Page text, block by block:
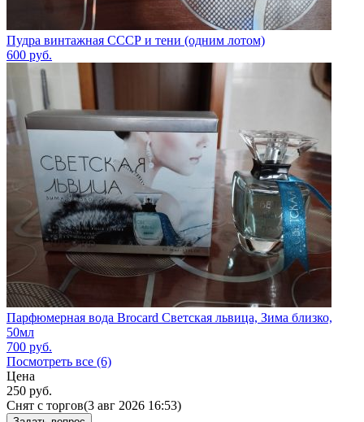
Пудра винтажная СССР и тени (одним лотом)
600 руб.
Парфюмерная вода Brocard Светская львица, Зима близко,
50мл
700 руб.
Посмотреть все (6)
Цена
250 руб.
Снят с торгов(3 авг 2026 16:53)